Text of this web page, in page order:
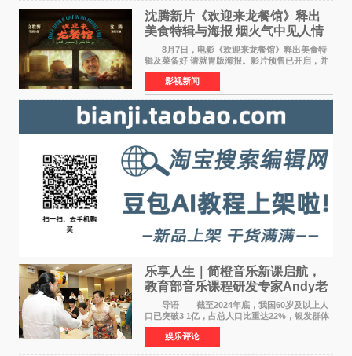
沈腾新片《欢迎来龙餐馆》释出
美食特辑与海报 烟火气中见人情
温暖
8月7日，电影《欢迎来龙餐馆》释出美食特
辑及菜备好 请就胃版海报。影片预售已开启，并
将于8月8日至10日14:00-21:00举行全国超前点
映。电影《欢迎来龙餐馆》作为战争美食喜剧大
片，讲述了中国
影视新闻
乐享人生｜简橙音乐新课启航，
教育部音乐课程研发专家Andy老
师重磅入驻领航银龄琴声
导语 截至2024年底，我国60岁及以上人
口已突破3 1亿，占总人口比重达22%，银发群体
的精神文化需求日益凸显。2024年1月，国务院办
公厅印发《关于发展银发经济增进老年人福祉的
意见》——这是
娱乐评论